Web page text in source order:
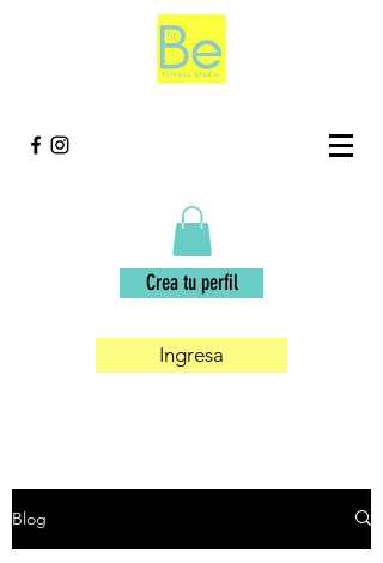
Crea tu perfil
Ingresa
Blog